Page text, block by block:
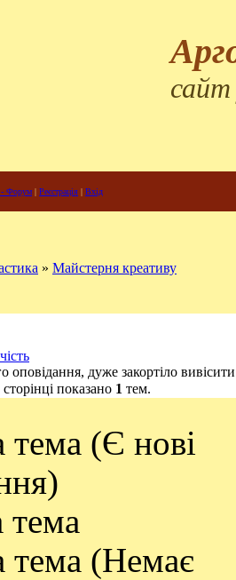
сайт
- Форум | Реєстрація | Вхід
» Майстерня креативу
дуже закортіло
показано 1 тем.
тема (Є нові
тема
тема (Немає